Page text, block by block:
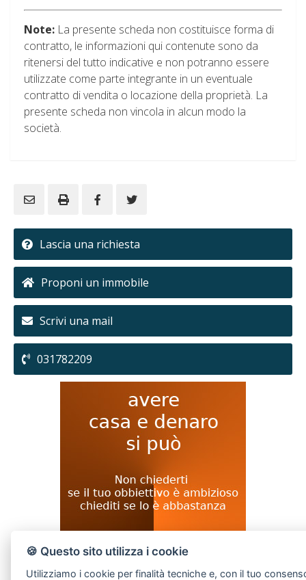
Note: La presente scheda non costituisce forma di
contratto, le informazioni qui contenute sono da
ritenersi del tutto indicative e non potranno essere
utilizzate come parte integrante in un eventuale
contratto di vendita o locazione della proprietà. La
presente scheda non vincola in alcun modo la
società.
Lascia una richiesta
Proponi un immobile
Scrivi una mail
031782209
🍪 Questo sito utilizza i cookie
Utilizziamo i cookie per finalità tecniche e, con il tuo